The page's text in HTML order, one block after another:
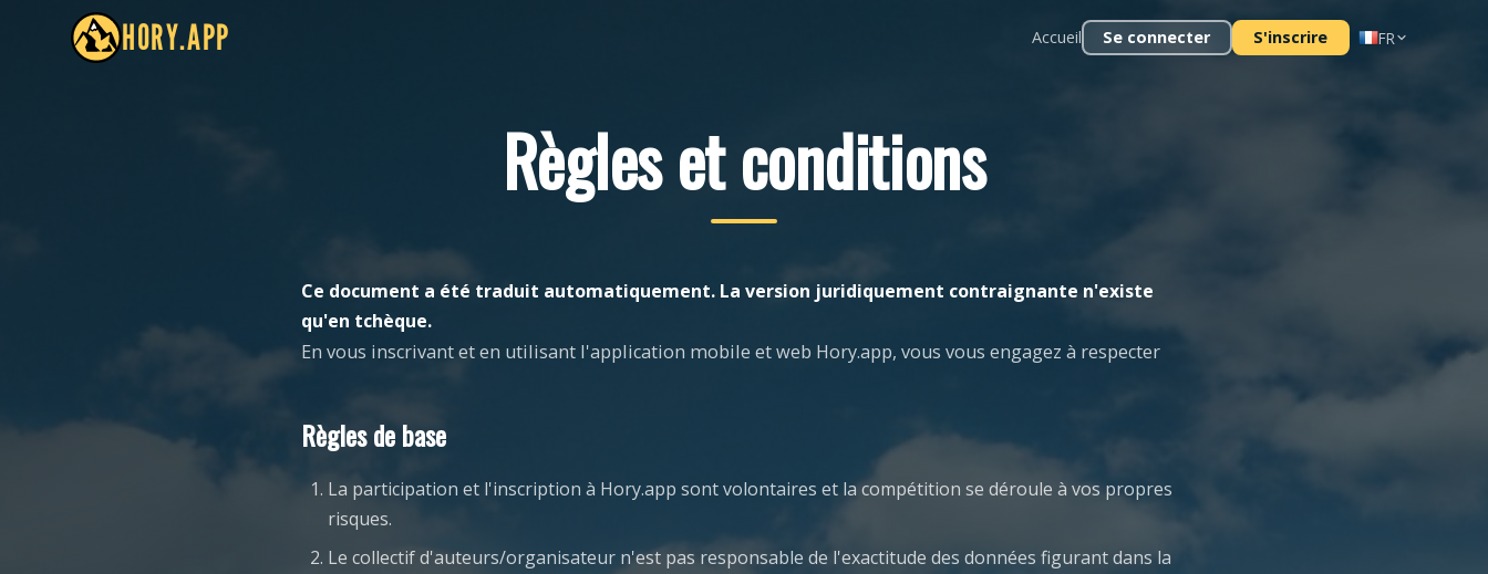
HORY.APP Accueil Se connecter S'inscrire FR
Règles et conditions
Ce document a été traduit automatiquement. La version juridiquement contraignante n'existe
qu'en tchèque.
En vous inscrivant et en utilisant l'application mobile et web Hory.app, vous vous engagez à respecter
Règles de base
La participation et l'inscription à Hory.app sont volontaires et la compétition se déroule à vos propres
risques.
Le collectif d'auteurs/organisateur n'est pas responsable de l'exactitude des données figurant dans la